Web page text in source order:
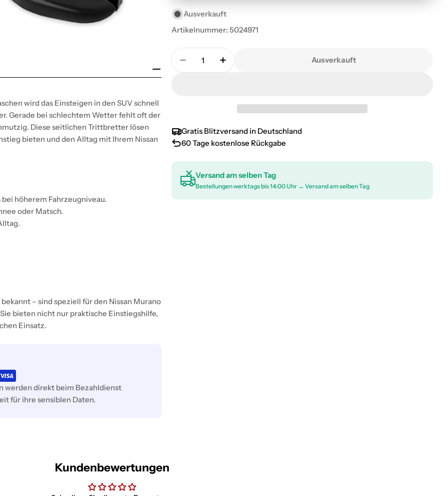
wird das Einsteigen in den SUV schnell
Gerade bei schlechtem Wetter fehlt oft der
Diese seitlichen Trittbretter lösen
bieten und den Alltag mit Ihrem Nissan
höherem Fahrzeugniveau.
oder Matsch.
– sind speziell für den Nissan Murano
bieten nicht nur praktische Einstiegshilfe,
Einsatz.
werden direkt beim Bezahldienst
für ihre sensiblen Daten.
Ausverkauft
Artikelnummer: 5024971
Menge
Menge für Trittbretter Seitenschweller Seitenbretter für
Menge für Trittbretter Seitenschweller Seitenbretter
Ausverkauft
Gratis Blitzversand in Deutschland
60 Tage kostenlose Rückgabe
Versand am selben Tag
Bestellungen werktags bis 14:00 Uhr → Versand am selben Tag
Kundenbewertungen